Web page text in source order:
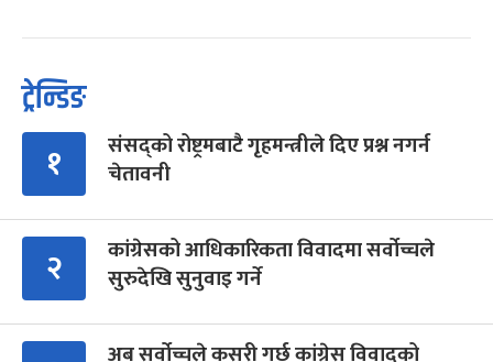
ट्रेन्डिङ
१
संसद्को रोष्ट्रमबाटै गृहमन्त्रीले दिए प्रश्न नगर्न
चेतावनी
२
कांग्रेसको आधिकारिकता विवादमा सर्वोच्चले
सुरुदेखि सुनुवाइ गर्ने